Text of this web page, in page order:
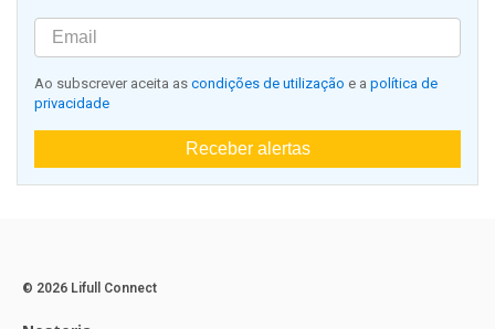
Ao subscrever aceita as condições de utilização e a política de
privacidade
Receber alertas
© 2026 Lifull Connect